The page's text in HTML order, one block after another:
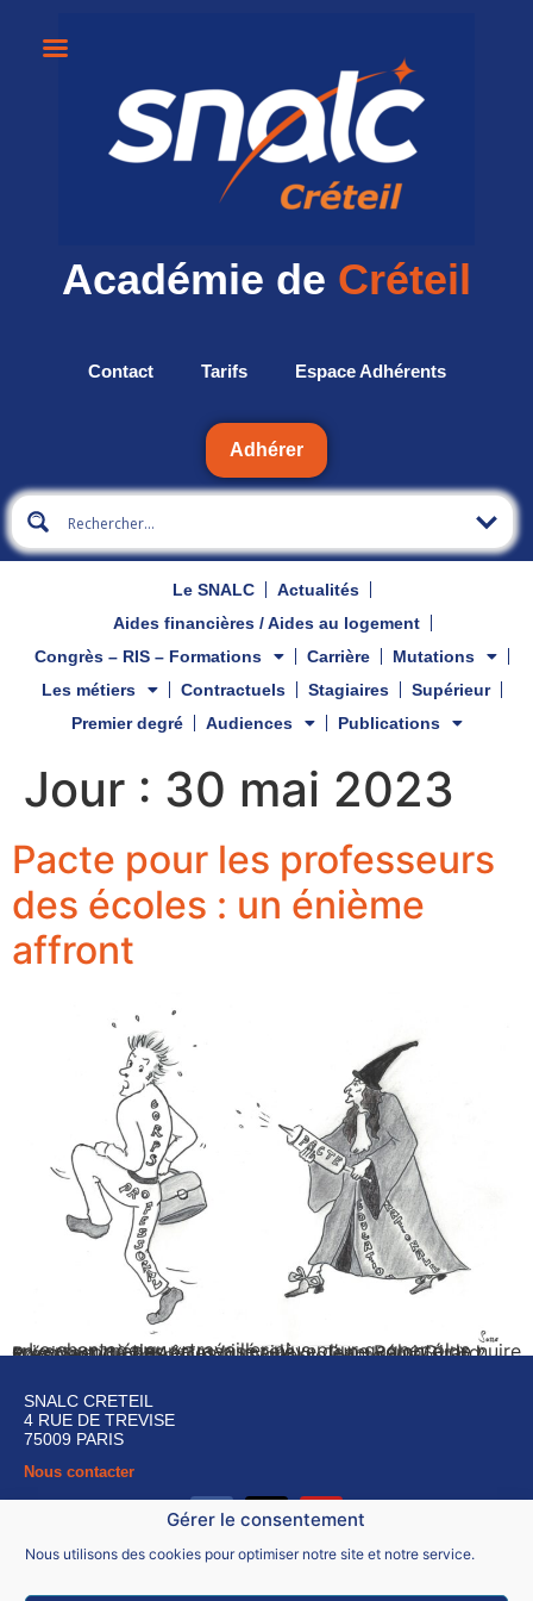
Gérer le consentement
Nous utilisons des cookies pour optimiser notre site et notre service.
Académie de Créteil
Contact Tarifs Espace Adhérents
Adhérer
Le SNALC
Actualités
Aides financières / Aides au logement
Congrès – RIS – Formations
Carrière
Mutations
Les métiers
Contractuels Stagiaires
Supérieur
Premier degré
Audiences Publications
Jour : 30 mai 2023
Pacte pour les professeurs
des écoles : un énième
affront
« Le chantage au « travailler plus pour gagner plus » envers un métier paupérisé relève d’une volonté de nuire sciemment à des êtres humains. » Jean-Rémi Girard, Président du SNALC
Ne nous y trompons pas : signer le pacte revient à
SNALC CRETEIL
4 RUE DE TREVISE
75009 PARIS
Nous contacter